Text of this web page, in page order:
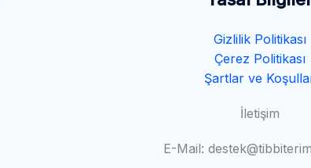
Gizlilik Politikası
Çerez Politikası
Şartlar ve
İletişim
E-Mail: